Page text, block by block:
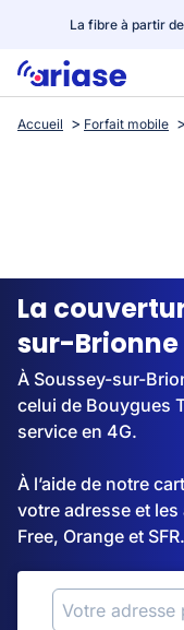
La fibre à partir
Box internet
Streaming
Accueil Forfait mobile
La
sur-Brionne
À Soussey-sur-
celui de Bouygues
service en 4G.
À l’aide de notre
votre adresse et
Free, Orange et SFR.